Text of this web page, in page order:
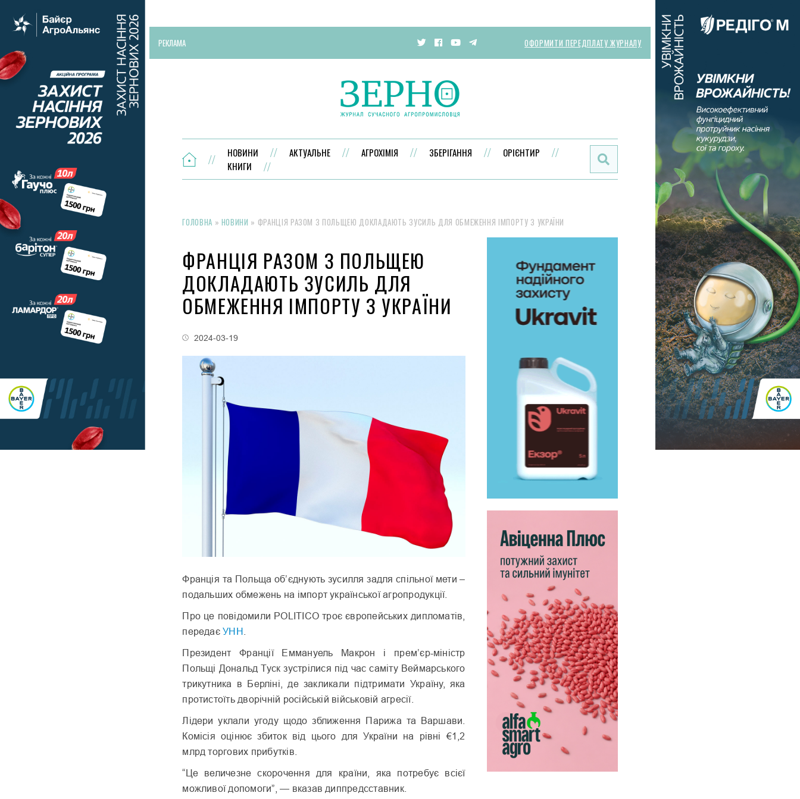
РЕКЛАМА ОФОРМИТИ ПЕРЕДПЛАТУ ЖУРНАЛУ
НОВИНИ АКТУАЛЬНЕ АГРОХІМІЯ ЗБЕРІГАННЯ
ОРІЄНТИР
КНИГИ
ГОЛОВНА » НОВИНИ » ФРАНЦІЯ РАЗОМ З ПОЛЬЩЕЮ ДОКЛАДАЮТЬ ЗУСИЛЬ ДЛЯ ОБМЕЖЕННЯ ІМПОРТУ З УКРАЇНИ
ФРАНЦІЯ РАЗОМ З ПОЛЬЩЕЮ
ДОКЛАДАЮТЬ ЗУСИЛЬ ДЛЯ
ОБМЕЖЕННЯ ІМПОРТУ З УКРАЇНИ
2024-03-19
Франція та Польща об’єднують зусилля задля спільної мети –
подальших обмежень на імпорт української агропродукції.
Про це повідомили POLITICO троє європейських дипломатів,
передаєУНН
Президент Франції Еммануель Макрон і прем’єр-міністр
Польщі Дональд Туск зустрілися під час саміту Веймарського
трикутника в Берліні, де закликали підтримати Україну, яка
протистоїть дворічній російській військовій агресії.
Лідери уклали угоду щодо зближення Парижа та Варшави.
Комісія оцінює збиток від цього для України на рівні €1,2
млрд торгових прибутків.
“Це величезне скорочення для країни, яка потребує всієї
можливої допомоги”, — вказав диппредсставник.